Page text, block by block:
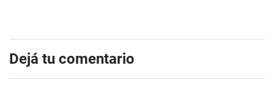
Dejá tu comentario